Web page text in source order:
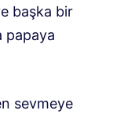
başka bir
papaya
sevmeye